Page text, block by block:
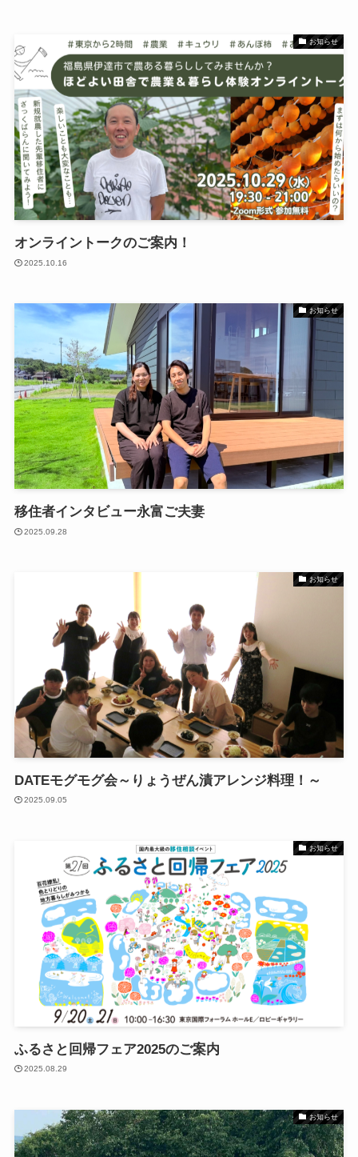
お知らせ
オンライントークのご案内！
2025.10.16
お知らせ
移住者インタビュー永富ご夫妻
2025.09.28
お知らせ
DATEモグモグ会～りょうぜん漬アレンジ料理！～
2025.09.05
お知らせ
ふるさと回帰フェア2025のご案内
2025.08.29
お知らせ